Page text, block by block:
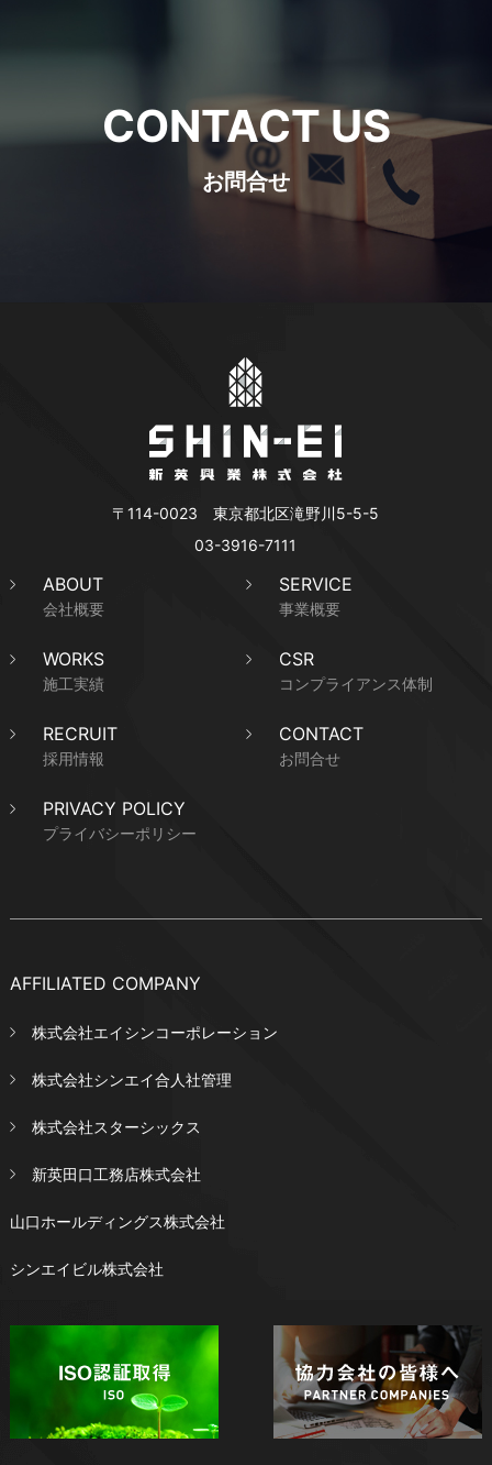
CONTACT US
お問合せ
〒114-0023 東京都北区滝野川5-5-5
03-3916-7111
ABOUT
会社概要
SERVICE
事業概要
WORKS
施工実績
CSR
コンプライアンス体制
RECRUIT
採用情報
CONTACT
お問合せ
PRIVACY POLICY
プライバシーポリシー
AFFILIATED COMPANY
株式会社エイシンコーポレーション
株式会社シンエイ合人社管理
株式会社スターシックス
新英田口工務店株式会社
山口ホールディングス株式会社
シンエイビル株式会社